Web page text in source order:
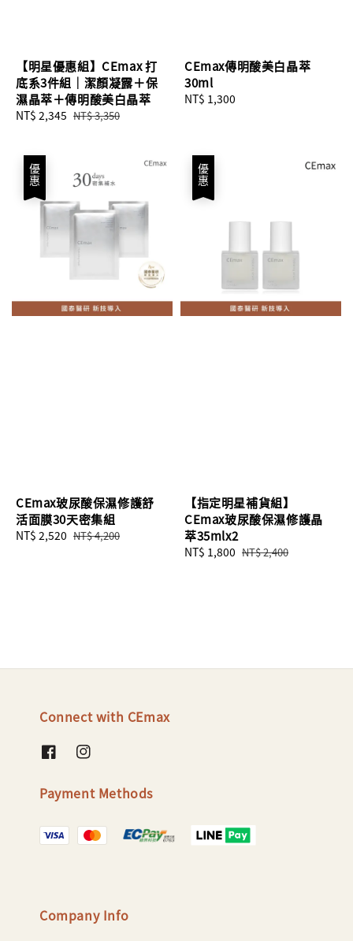
【明星優惠組】CEmax 打
底系3件組｜潔顏凝露＋保
濕晶萃＋傳明酸美白晶萃
Sale
NT$ 2,345 Regular
NT$ 3,350
CEmax傳明酸美白晶萃
30ml
Regular
NT$ 1,300
優惠
CEmax玻尿酸保濕修護舒
活面膜30天密集組
Sale
NT$ 2,520 Regular
NT$ 4,200
優惠
【指定明星補貨組】
CEmax玻尿酸保濕修護晶
萃35mlx2
Sale
NT$ 1,800 Regular
NT$ 2,400
Connect with CEmax
Payment Methods
Company Info